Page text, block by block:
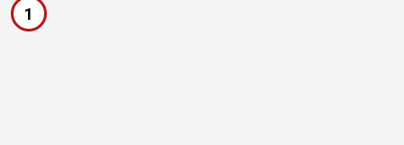
1